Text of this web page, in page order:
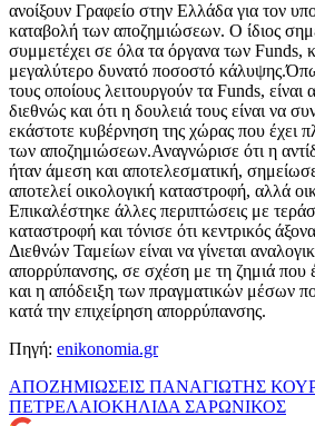
ανοίξουν Γραφείο στην Ελλάδα για τον
καταβολή των αποζημιώσεων. Ο ίδιος
συμμετέχει σε όλα τα όργανα των Funds,
μεγαλύτερο δυνατό ποσοστό
τους οποίους λειτουργούν τα Funds, είναι
διεθνώς και ότι η δουλειά τους είναι να
εκάστοτε κυβέρνηση της χώρας που έχει
των αποζημιώσεων.Αναγνώρισε ότι η
ήταν άμεση και αποτελεσματική,
αποτελεί οικολογική καταστροφή, αλλά
Επικαλέστηκε άλλες περιπτώσεις με
καταστροφή και τόνισε ότι κεντρικός
Διεθνών Ταμείων είναι να γίνεται
απορρύπανσης, σε σχέση με τη ζημιά που
και η απόδειξη των πραγματικών μέσων
κατά την επιχείρηση απορρύπανσης.
Πηγή: enikonomia.gr
ΑΠΟΖΗΜΙΩΣΕΙΣ ΠΑΝΑΓΙΩΤΗΣ
ΠΕΤΡΕΛΑΙΟΚΗΛΙΔΑ ΣΑΡΩΝΙΚΟΣ